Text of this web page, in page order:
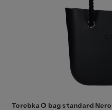
Torebka O bag standard Nero